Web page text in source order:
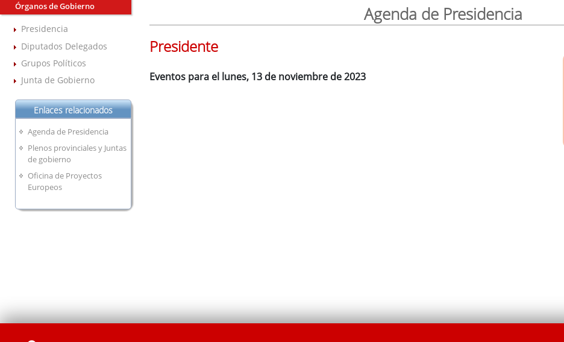
Órganos de Gobierno
Presidencia
Diputados Delegados
Grupos Políticos
Junta de Gobierno
Enlaces relacionados
Agenda de Presidencia
Plenos provinciales y Juntas
de gobierno
Oficina de Proyectos
Europeos
Agenda de Presidencia
Presidente
Eventos para el lunes, 13 de noviembre de 2023